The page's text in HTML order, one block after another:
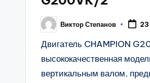
Posted
by
Виктор Степанов 23
Двигатель CHAMPION
высококачественная
вертикальным валом,